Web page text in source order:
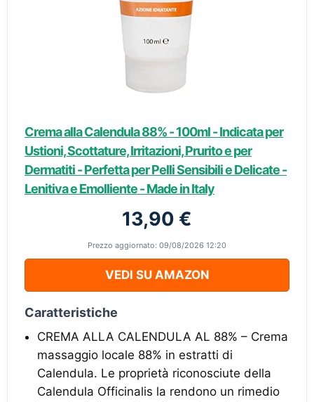
Crema alla Calendula 88% - 100ml - Indicata per
Ustioni, Scottature, Irritazioni, Prurito e per
Dermatiti - Perfetta per Pelli Sensibili e Delicate -
Lenitiva e Emolliente - Made in Italy
13,90 €
Prezzo aggiornato: 09/08/2026 12:20
VEDI SU AMAZON
Caratteristiche
CREMA ALLA CALENDULA AL 88% – Crema
massaggio locale 88% in estratti di
Calendula. Le proprietà riconosciute della
Calendula Officinalis la rendono un rimedio